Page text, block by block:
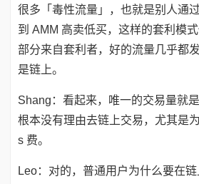
很多「毒性流量」，也就是别人通
到 AMM 高卖低买，这样的套利模
部分来自套利者，好的流量几乎都
是链上。
Shang：看起来，唯一的交易量就
根本没有理由去链上交易，尤其是
s 费。
Leo：对的，普通用户为什么要在